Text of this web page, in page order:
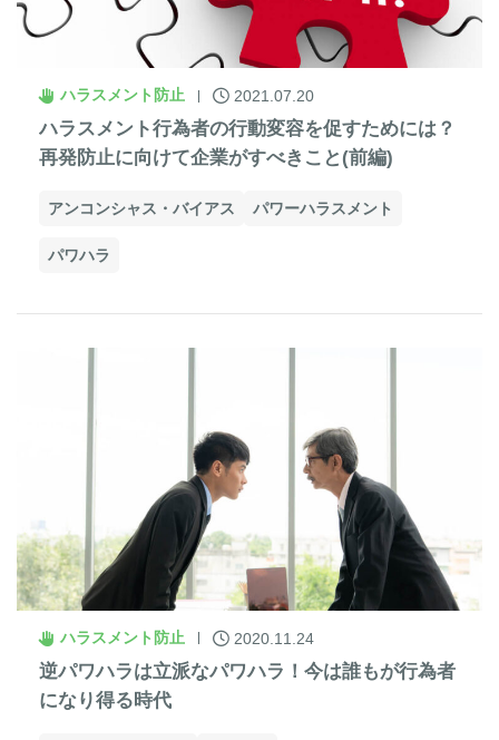
ハラスメント防止 2021.07.20
ハラスメント行為者の行動変容を促すためには？
再発防止に向けて企業がすべきこと(前編)
アンコンシャス・バイアス パワーハラスメント
パワハラ
ハラスメント防止 2020.11.24
逆パワハラは立派なパワハラ！今は誰もが行為者
になり得る時代